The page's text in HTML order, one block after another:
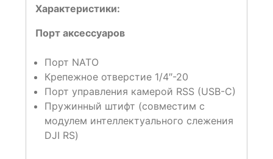
Характеристики:
Порт аксессуаров
Порт NATO
Крепежное отверстие 1/4″-20
Порт управления камерой RSS (USB-C)
Пружинный штифт (совместим с
модулем интеллектуального слежения
DJI RS)